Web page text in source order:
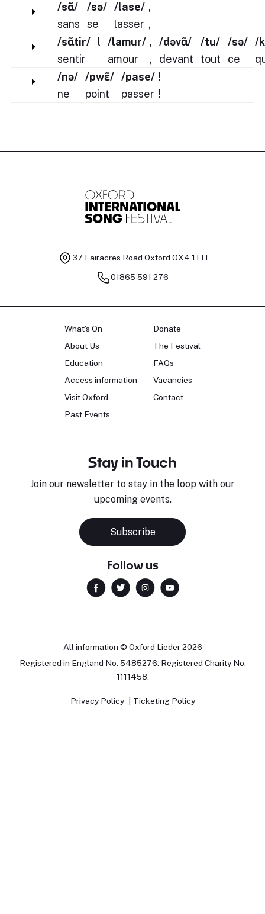
/sɑ̃/
sans
/sə/
se
/lase/
lasser
,
,
/sɑ̃tir/
sentir
l
/lamur/
amour
,
,
/dəvɑ̃/
devant
/tu/
tout
/sə/
ce
/
/nə/
ne
/pwɛ̃/
point
/pase/
passer
!
!
37 Fairacres Road Oxford OX4 1TH
01865 591 276
What's On
About Us
Education
Access information
Visit Oxford
Past Events
Donate
The Festival
FAQs
Vacancies
Contact
Stay in Touch
Join our newsletter to stay in the loop with our
upcoming events.
Subscribe
Follow us
All information © Oxford Lieder 2026
Registered in England No. 5485276. Registered Charity No.
1111458.
Privacy Policy Ticketing Policy